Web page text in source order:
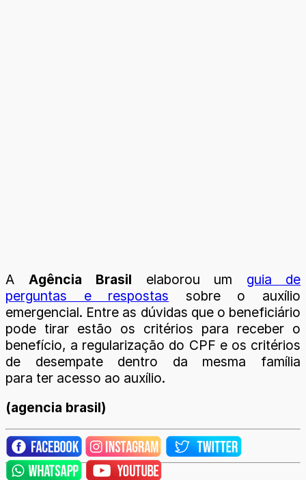
A Agência Brasil elaborou um guia de
perguntas e respostas sobre o auxílio
emergencial. Entre as dúvidas que o beneficiário
pode tirar estão os critérios para receber o
benefício, a regularização do CPF e os critérios
de desempate dentro da mesma família
para ter acesso ao auxílio.
(agencia brasil)